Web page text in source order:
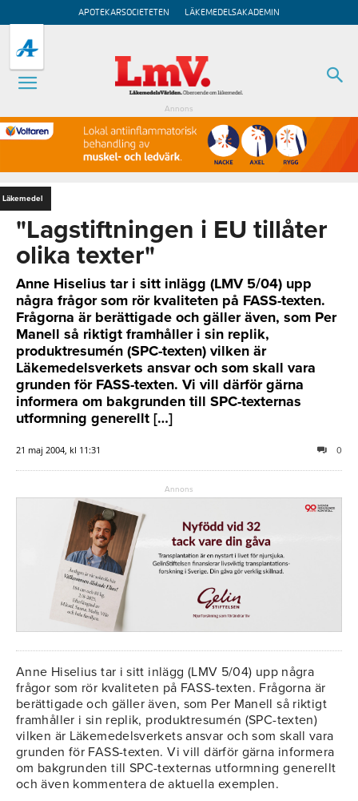
APOTEKARSOCIETETEN LÄKEMEDELSAKADEMIN
Annons
Läkemedel
"Lagstiftningen i EU tillåter
olika texter"
Anne Hiselius tar i sitt inlägg (LMV 5/04) upp
några frågor som rör kvaliteten på FASS-texten.
Frågorna är berättigade och gäller även, som Per
Manell så riktigt framhåller i sin replik,
produktresumén (SPC-texten) vilken är
Läkemedelsverkets ansvar och som skall vara
grunden för FASS-texten. Vi vill därför gärna
informera om bakgrunden till SPC-texternas
utformning generellt […]
21 maj 2004, kl 11:31 0
Annons
Anne Hiselius tar i sitt inlägg (LMV 5/04) upp några
frågor som rör kvaliteten på FASS-texten. Frågorna är
berättigade och gäller även, som Per Manell så riktigt
framhåller i sin replik, produktresumén (SPC-texten)
vilken är Läkemedelsverkets ansvar och som skall vara
grunden för FASS-texten. Vi vill därför gärna informera
om bakgrunden till SPC-texternas utformning generellt
och även kommentera de aktuella exemplen.